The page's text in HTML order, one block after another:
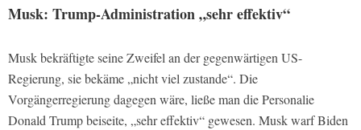
Musk: Trump-Administration „sehr effektiv“
Musk bekräftigte seine Zweifel an der gegenwärtigen US-
Regierung, sie bekäme „nicht viel zustande“. Die
Vorgängerregierung dagegen wäre, ließe man die Personalie
Donald Trump beiseite, „sehr effektiv“ gewesen. Musk warf Biden